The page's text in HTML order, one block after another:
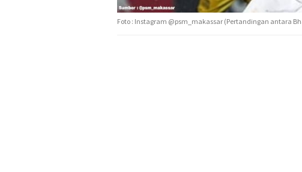
Foto : Instagram @psm_makassar (Pertandingan antara